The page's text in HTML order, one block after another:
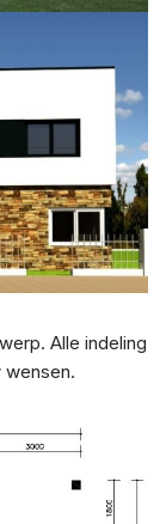
Alle indeling
wensen.